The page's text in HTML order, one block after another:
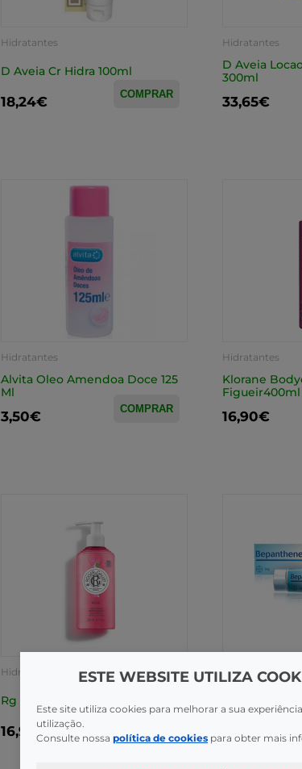
Hidratantes
D Aveia Cr Hidra 100ml
18,24€ COMPRAR
Hidratantes
D Aveia
300ml
33,65€
Hidratantes
Alvita Oleo Amendoa Doce 125
Ml
3,50€ COMPRAR
Hidratantes
Klorane
Figueir400ml
16,90€
Hidratantes
Rg Rose Lt Corpo 250Ml
16,95€
Hidratantes
Bepanthene
15,95€
ESTE WEBSITE UTILIZA
Este site utiliza cookies para melhorar a sua
utilização.
Consulte nossa política de cookies para obter mais